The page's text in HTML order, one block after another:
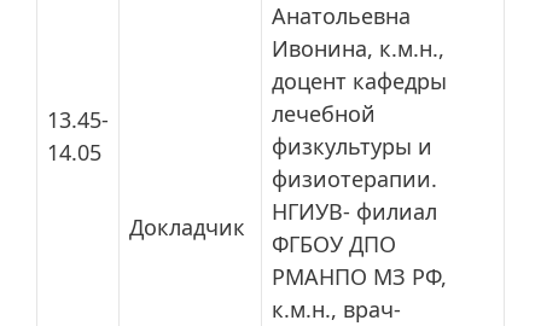
13.45-
14.05
Докладчик
Анатольевна
Ивонина, к.м.н.,
доцент кафедры
лечебной
физкультуры и
физиотерапии.
НГИУВ- филиал
ФГБОУ ДПО
РМАНПО МЗ РФ,
к.м.н., врач-